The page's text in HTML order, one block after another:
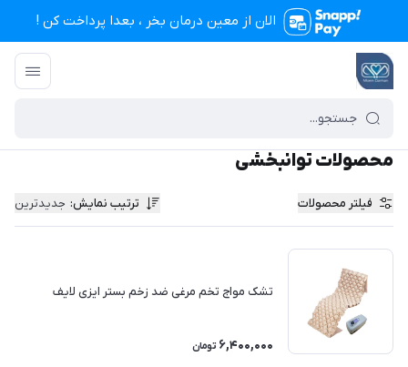
الان از معین درمان بخر ، بعدا پرداخت کن !
تجهیزات پزشکی معین درمان
محصولات توانبخشی
فیلتر محصولات ترتیب نمایش: جدیدترین
تشک مواج تخم مرغی ضد زخم بستر ایزی لایف
6,400,000 تومان